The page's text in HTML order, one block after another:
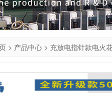
> 产品中心 > 充放电指针款电火